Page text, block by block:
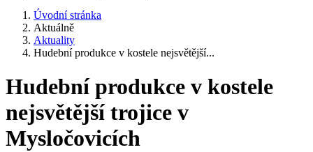
Úvodní stránka
Aktuálně
Aktuality
Hudební produkce v kostele nejsvětější...
Hudební produkce v kostele
nejsvětější trojice v
Mysločovicích